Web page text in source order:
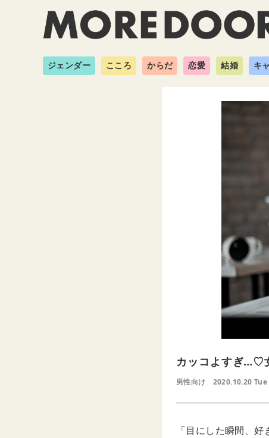
ジェンダー こころ からだ 恋愛 結婚 キ
カッコよすぎ…♡
男性向け 2020.10.20 Tue
「目にした瞬間、